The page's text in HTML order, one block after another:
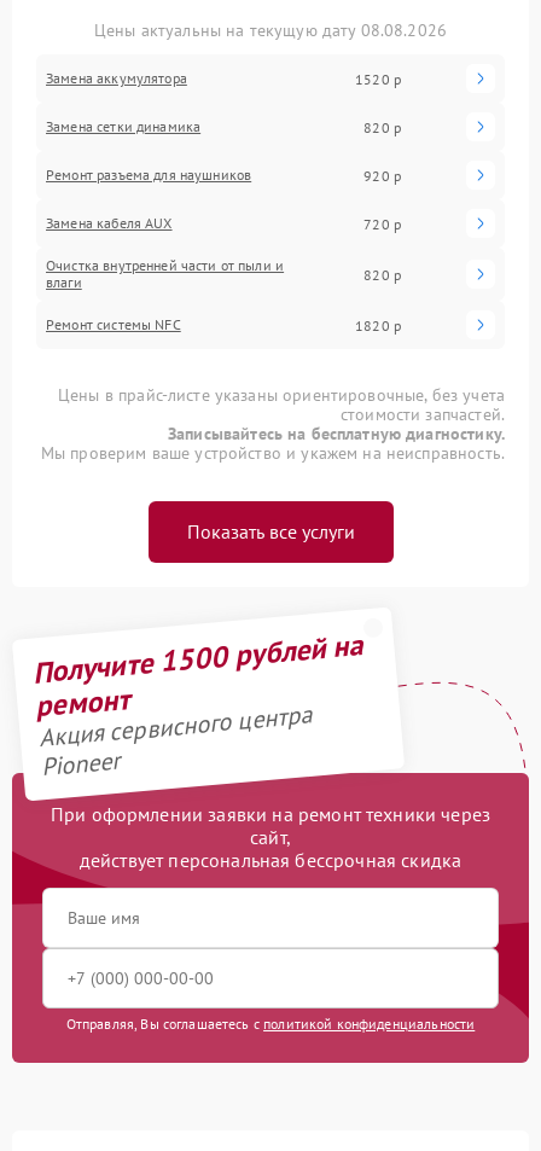
Цены актуальны на текущую дату 08.08.2026
Замена аккумулятора 1520 р
Замена сетки динамика 820 р
Ремонт разъема для наушников 920 р
Замена кабеля AUX 720 р
Очистка внутренней части от пыли и
влаги
820 р
Ремонт системы NFC 1820 р
Цены в прайс-листе указаны ориентировочные, без учета
стоимости запчастей.
Записывайтесь на бесплатную диагностику.
Мы проверим ваше устройство и укажем на неисправность.
Показать все услуги
Получите 1500 рублей на
ремонт
Акция сервисного центра
Pioneer
При оформлении заявки на ремонт техники через
сайт,
действует персональная бессрочная скидка
Отправляя, Вы соглашаетесь с политикой конфиденциальности